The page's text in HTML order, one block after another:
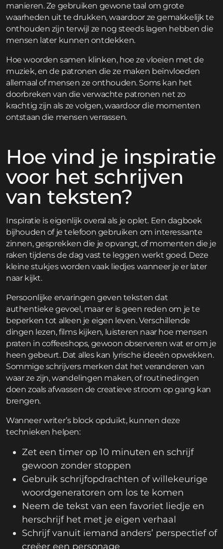
manieren. Ze gebruiken gewone taal om grote
waarheden uit te drukken, waardoor ze gemakkelijk te
onthouden zijn terwijl ze nog steeds lagen hebben die
mensen later kunnen ontdekken.
Hoe woorden samen klinken, hoe ze vloeien met de
muziek, en de patronen die ze maken beïnvloeden
allemaal of mensen ze onthouden. Soms kan het
doorbreken van die verwachte patronen net zo
krachtig zijn als ze volgen, waardoor die momenten
ontstaan die mensen verrassen.
Hoe vind je inspiratie
voor het schrijven
van teksten?
Inspiratie is eigenlijk overal als je oplet. Een dagboek
bijhouden of je telefoon gebruiken om interessante
zinnen, gesprekken die je opvangt, of momenten die je
raken tijdens de dag vast te leggen werkt goed. Deze
kleine stukjes worden vaak liedjes wanneer je er later
naar kijkt.
Persoonlijke ervaringen geven teksten dat
authentieke gevoel, maar er is geen reden om je te
beperken tot alleen je eigen leven. Verschillende
dingen lezen, films kijken, luisteren naar hoe mensen
praten in coffeeshops, gewoon observeren wat er om je
heen gebeurt. Dat alles kan lyrische ideeën opwekken.
Sommige schrijvers merken dat het veranderen van
waar ze zijn, wandelingen maken, of routinedingen
doen zoals afwassen de creatieve stroom op gang kan
brengen.
Wanneer writer’s block opduikt, kunnen deze
technieken helpen:
Zet een timer op 10 minuten en schrijf
gewoon zonder stoppen
Gebruik schrijfopdrachten of willekeurige
woordgeneratoren om los te komen
Neem de tekst van een favoriet liedje en
herschrijf het met je eigen verhaal
Schrijf vanuit iemand anders’ perspectief of
creëer een personage